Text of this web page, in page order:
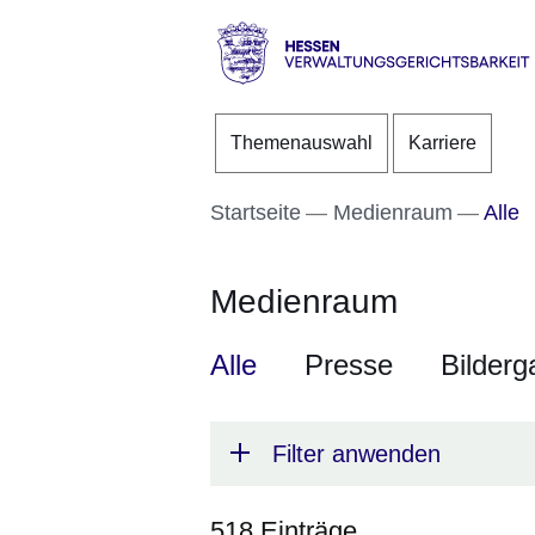
Direkt zum Kopf der
Direkt zum Inhalt
Direkt zum Fuß der
Themenauswahl Karriere
Startseite Medienraum Alle
Medienraum
Alle Presse
Filter anwenden